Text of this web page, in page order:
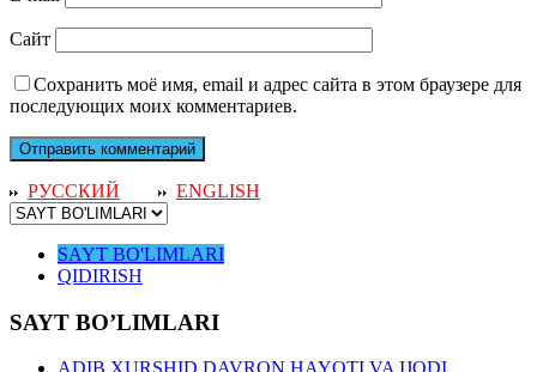
Сайт
Сохранить моё имя, email и адрес сайта в этом браузере для
последующих моих комментариев.
РУССКИЙ ENGLISH
SAYT BO'LIMLARI
QIDIRISH
SAYT BO’LIMLARI